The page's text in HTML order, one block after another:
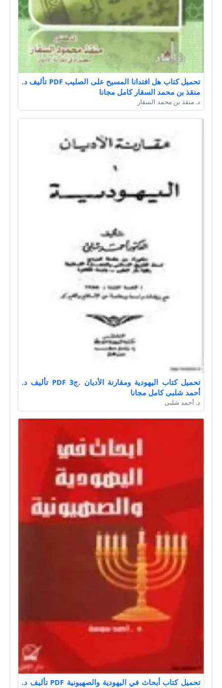
تحميل كتاب هل افتدانا المسيح على الصليب PDF تأليف د.
منقذ بن محمد السقار كامل مجانا
د. منقذ بن محمد السقار
تحميل كتاب اليهودية ومقارنة الأديان .ج3 PDF تأليف د.
أحمد شلبى كامل مجانا
د. أحمد شلبى
تحميل كتاب أبحاث في اليهودية والصهيونية PDF تأليف د.